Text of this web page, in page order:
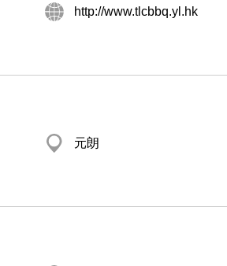
http://www.tlcbbq.yl.hk
元朗